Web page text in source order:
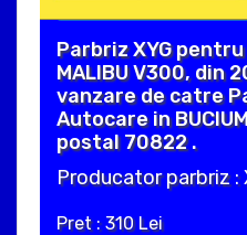
Parbriz XYG pentru
MALIBU V300, din
vanzare de catre
Autocare in
postal 70822 .
Producator parbriz :
Pret : 310 Lei